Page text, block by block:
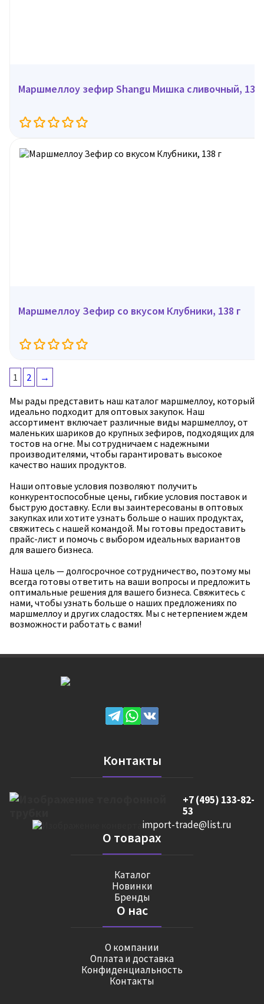
Маршмеллоу зефир Shangu Мишка сливочный, 138
Маршмеллоу Зефир со вкусом Клубники, 138 г
1 2
→
Мы рады представить наш каталог маршмеллоу, который
идеально подходит для оптовых закупок. Наш
ассортимент включает различные виды маршмеллоу, от
маленьких шариков до крупных зефиров, подходящих для
тостов на огне. Мы сотрудничаем с надежными
производителями, чтобы гарантировать высокое
качество наших продуктов.
Наши оптовые условия позволяют получить
конкурентоспособные цены, гибкие условия поставок и
быструю доставку. Если вы заинтересованы в оптовых
закупках или хотите узнать больше о наших продуктах,
свяжитесь с нашей командой. Мы готовы предоставить
прайс-лист и помочь с выбором идеальных вариантов
для вашего бизнеса.
Наша цель — долгосрочное сотрудничество, поэтому мы
всегда готовы ответить на ваши вопросы и предложить
оптимальные решения для вашего бизнеса. Свяжитесь с
нами, чтобы узнать больше о наших предложениях по
маршмеллоу и других сладостях. Мы с нетерпением ждем
возможности работать с вами!
Контакты
+7 (495) 133-82-
53
import-trade@list.ru
О товарах
Каталог
Новинки
Бренды
О нас
О компании
Оплата и доставка
Конфиденциальность
Контакты